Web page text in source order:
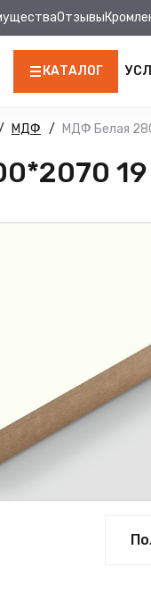
Отзывы
КАТАЛОГ
ЛДСП
КРОМКА
ФАНЕРА
ФУРНИТУРА
МДФ МДФ Белая